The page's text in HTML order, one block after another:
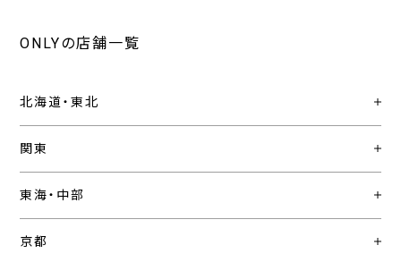
ONLYの店舗一覧
北海道・東北
関東
東海・中部
京都